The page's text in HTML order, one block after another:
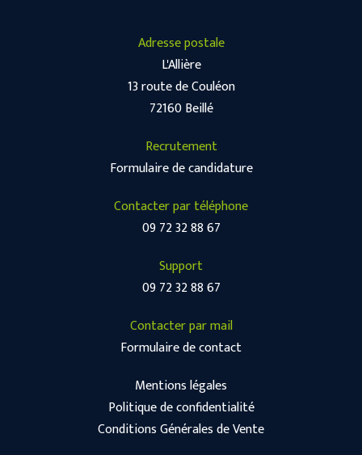
Adresse postale
L'Allière
13 route de Couléon
72160 Beillé
Recrutement
Formulaire de candidature
Contacter par téléphone
09 72 32 88 67
Support
09 72 32 88 67
Contacter par mail
Formulaire de contact
Mentions légales
Politique de confidentialité
Conditions Générales de Vente